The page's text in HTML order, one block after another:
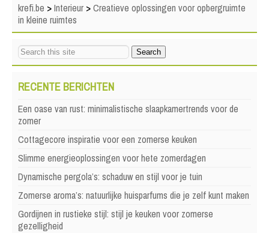
krefi.be >Interieur >Creatieve oplossingen voor opbergruimte
in kleine ruimtes
RECENTE BERICHTEN
Een oase van rust: minimalistische slaapkamertrends voor de
zomer
Cottagecore inspiratie voor een zomerse keuken
Slimme energieoplossingen voor hete zomerdagen
Dynamische pergola’s: schaduw en stijl voor je tuin
Zomerse aroma’s: natuurlijke huisparfums die je zelf kunt maken
Gordijnen in rustieke stijl: stijl je keuken voor zomerse
gezelligheid